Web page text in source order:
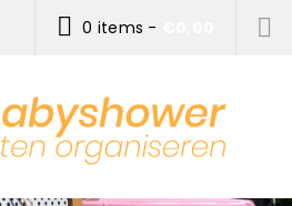
0 items -